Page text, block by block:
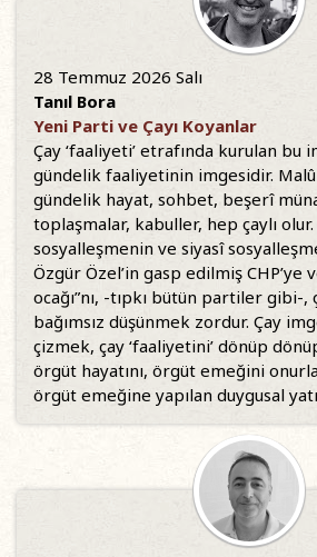
28 Temmuz 2026 Salı
Tanıl Bora
Yeni Parti ve Çayı Koyanlar
Çay ‘faaliyeti’ etrafında kurulan bu
gündelik faaliyetinin imgesidir.
gündelik hayat, sohbet, beşerî
toplaşmalar, kabuller, hep çaylı olur.
sosyalleşmenin ve siyasî
Özgür Özel’in gasp edilmiş CHP’ye
ocağı”nı, -tıpkı bütün partiler gibi-,
bağımsız düşünmek zordur. Çay
çizmek, çay ‘faaliyetini’ dönüp
örgüt hayatını, örgüt emeğini
örgüt emeğine yapılan duygusal